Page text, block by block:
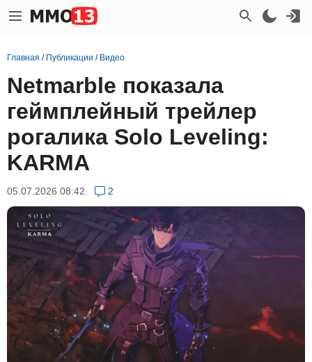
Главная / Публикации / Видео
Netmarble показала
геймплейный трейлер
рогалика Solo Leveling:
KARMA
05.07.2026 08:42 2